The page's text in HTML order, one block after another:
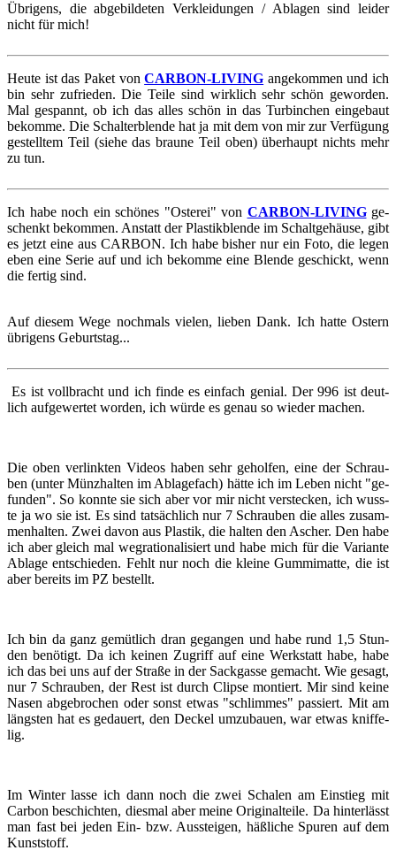
Üb­ri­gens, die ab­ge­bil­de­ten Ver­klei­dun­gen / Ab­la­gen sind lei­der
nicht für mich!
Heute ist das Paket vonCARBON-​​​LIVING an­ge­kom­men und ich
bin sehr zu­frie­den. Die Teile sind wirk­lich sehr schön ge­wor­den.
Mal ge­spannt, ob ich das alles schön in das Tur­bin­chen ein­ge­baut
be­kom­me. Die Schal­ter­blen­de hat ja mit dem von mir zur Ver­fü­gung
ge­stell­tem Teil (siehe das brau­ne Teil oben) über­haupt nichts mehr
zu tun.
Ich habe noch ein schö­nes "Os­ter­ei" von CARBON-​​​LIVINGge­
schenkt be­kom­men. An­statt der Plas­tik­blen­de im Schalt­ge­häu­se, gibt
es jetzt eine aus CAR­BON. Ich habe bis­her nur ein Foto, die legen
eben eine Serie auf und ich be­kom­me eine Blen­de ge­schickt, wenn
die fer­tig sind.
Auf die­sem Wege noch­mals vie­len, lie­ben Dank. Ich hatte Os­tern
üb­ri­gens Ge­burts­tag...
Es ist voll­bracht und ich finde es ein­fach ge­ni­al. Der 996 ist deut­
lich auf­ge­wer­tet wor­den, ich würde es genau so wie­der ma­chen.
Die oben ver­link­ten Vi­de­os haben sehr ge­hol­fen, eine der Schrau­
ben (unter Münz­hal­ten im Ab­la­ge­fach) hätte ich im Leben nicht "ge­
fun­den". So konn­te sie sich aber vor mir nicht ver­ste­cken, ich wuss­
te ja wo sie ist. Es sind tat­säch­lich nur 7 Schrau­ben die alles zu­sam­
men­hal­ten. Zwei davon aus Plas­tik, die hal­ten den Ascher. Den habe
ich aber gleich mal weg­ra­tio­na­li­siert und habe mich für die Va­ri­an­te
Ab­la­ge ent­schie­den. Fehlt nur noch die klei­ne Gum­mi­mat­te, die ist
aber be­reits im PZ be­stellt.
Ich bin da ganz ge­müt­lich dran ge­gan­gen und habe rund 1,5 Stun­
den be­nö­tigt. Da ich kei­nen Zu­griff auf eine Werk­statt habe, habe
ich das bei uns auf der Stra­ße in der Sack­gas­se ge­macht. Wie ge­sagt,
nur 7 Schrau­ben, der Rest ist durch Clip­se mon­tiert. Mir sind keine
Nasen ab­ge­bro­chen oder sonst etwas "schlim­mes" pas­siert. Mit am
längs­ten hat es ge­dau­ert, den De­ckel um­zu­bau­en, war etwas knif­fe­
lig.
Im Win­ter lasse ich dann noch die zwei Scha­len am Ein­stieg mit
Car­bon be­schich­ten, dies­mal aber meine Ori­gi­nal­tei­le. Da hin­ter­lässt
man fast bei jeden Ein- bzw. Aus­stei­gen, häß­li­che Spu­ren auf dem
Kunst­stoff.